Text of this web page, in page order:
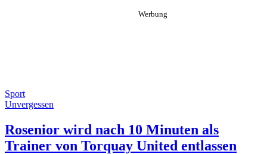
Sport
Unvergessen
Rosenior wird nach 10 Minuten als
Trainer von Torquay United entlassen